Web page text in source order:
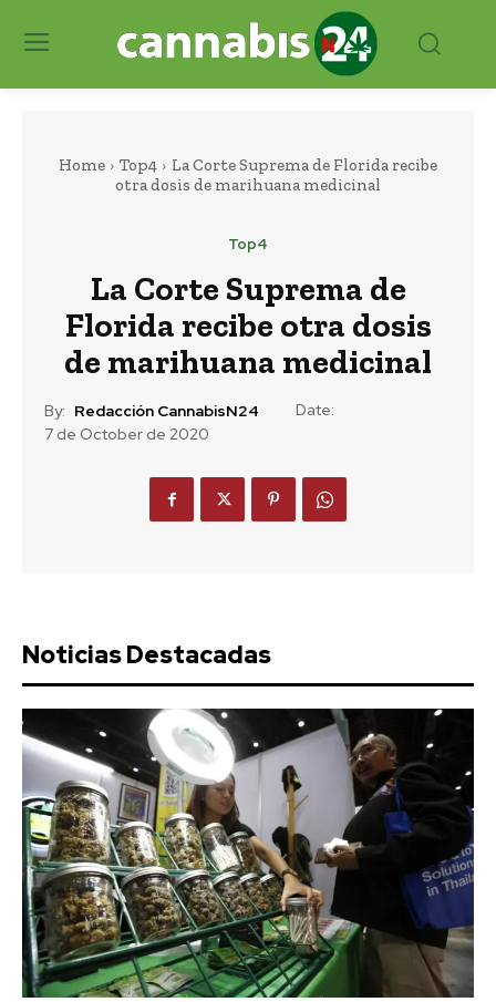
Home Top4
La Corte Suprema de Florida recibe
otra dosis de marihuana medicinal
Top4
La Corte Suprema de
Florida recibe otra dosis
de marihuana medicinal
By: Redacción CannabisN24
Date:
7 de October de 2020
Noticias Destacadas